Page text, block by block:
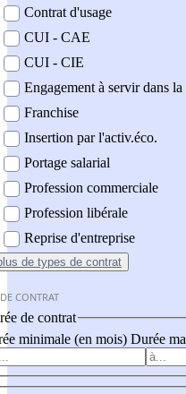
Contrat d'usage
CUI - CAE
CUI - CIE
Engagement à servir dans la
Franchise
Insertion par l'activ.éco.
Portage salarial
Profession commerciale
Profession libérale
Reprise d'entreprise
de types de contrat
CONTRAT
de contrat
minimale (en mois) Durée